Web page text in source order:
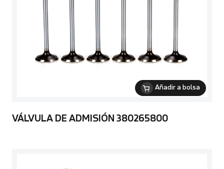
Añadir a bolsa
VÁLVULA DE ADMISIÓN 380265800